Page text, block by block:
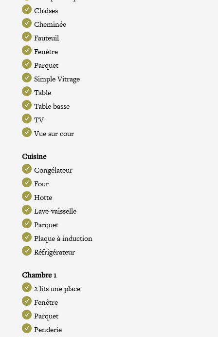
Chaises
Cheminée
Fauteuil
Fenêtre
Parquet
Simple Vitrage
Table
Table basse
TV
Vue sur cour
Cuisine
Congélateur
Four
Hotte
Lave-vaisselle
Parquet
Plaque à induction
Réfrigérateur
Chambre 1
2 lits une place
Fenêtre
Parquet
Penderie